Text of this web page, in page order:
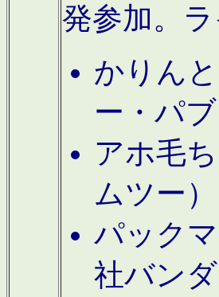
発参加。
かりん
ー・パ
アホ毛
ムツー）
パック
社バン